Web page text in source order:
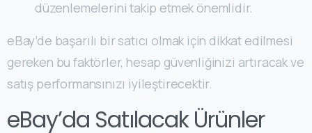
düzenlemelerini takip etmek önemlidir.
eBay’de başarılı bir satıcı olmak için dikkat edilmesi
gereken bu faktörler, hesap güvenliğinizi artıracak ve
satış performansınızı iyileştirecektir.
eBay’da Satılacak Ürünler